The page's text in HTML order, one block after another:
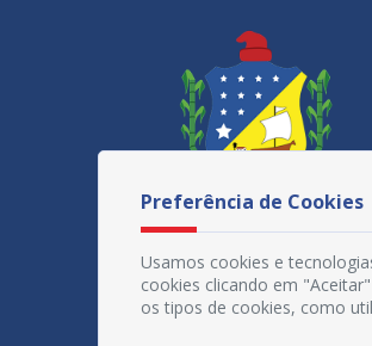
Preferência de Cookies
Usamos cookies e
cookies clicando em
os tipos de cookies, como